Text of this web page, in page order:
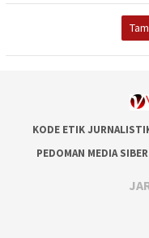
KODE ETIK
PEDOMAN MEDIA SIBER